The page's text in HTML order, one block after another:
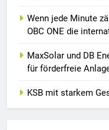
Wenn jede Minute
OBC ONE die
MaxSolar und DB
für förderfreie
KSB mit starkem